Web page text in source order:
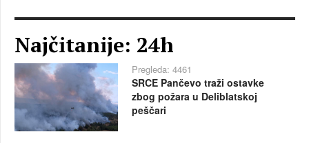
Najčitanije: 24h
Pregleda: 4461
SRCE Pančevo traži ostavke
zbog požara u Deliblatskoj
peščari